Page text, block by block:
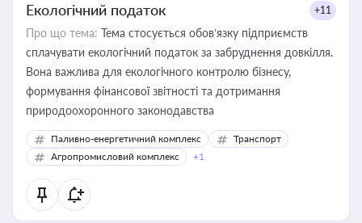
Екологічний податок +11
Про що тема: Тема стосується обов’язку підприємств
сплачувати екологічний податок за забруднення довкілля.
Вона важлива для екологічного контролю бізнесу,
формування фінансової звітності та дотримання
природоохоронного законодавства
Паливно-енергетичний комплекс
Транспорт
Агропромисловий комплекс
+1